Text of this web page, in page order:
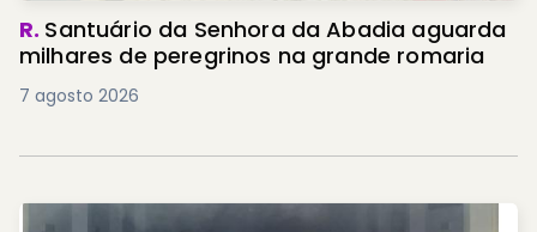
R. Santuário da Senhora da Abadia aguarda
milhares de peregrinos na grande romaria
7 agosto 2026